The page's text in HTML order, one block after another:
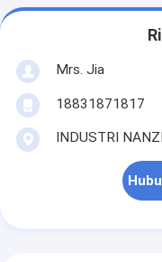
Mrs. Jia
18831871817
INDUSTRI